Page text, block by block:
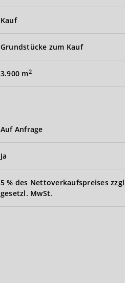
Kauf
Grundstücke zum Kauf
3.900 m2
Auf Anfrage
Ja
5 % des Nettoverkaufspreises
gesetzl. MwSt.